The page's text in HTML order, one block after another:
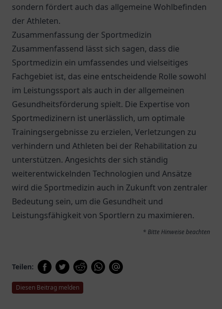
sondern fördert auch das allgemeine Wohlbefinden
der Athleten.
Zusammenfassung der Sportmedizin
Zusammenfassend lässt sich sagen, dass die
Sportmedizin ein umfassendes und vielseitiges
Fachgebiet ist, das eine entscheidende Rolle sowohl
im Leistungssport als auch in der allgemeinen
Gesundheitsförderung spielt. Die Expertise von
Sportmedizinern ist unerlässlich, um optimale
Trainingsergebnisse zu erzielen, Verletzungen zu
verhindern und Athleten bei der Rehabilitation zu
unterstützen. Angesichts der sich ständig
weiterentwickelnden Technologien und Ansätze
wird die Sportmedizin auch in Zukunft von zentraler
Bedeutung sein, um die Gesundheit und
Leistungsfähigkeit von Sportlern zu maximieren.
* Bitte Hinweise beachten
Teilen:
Diesen Beitrag melden